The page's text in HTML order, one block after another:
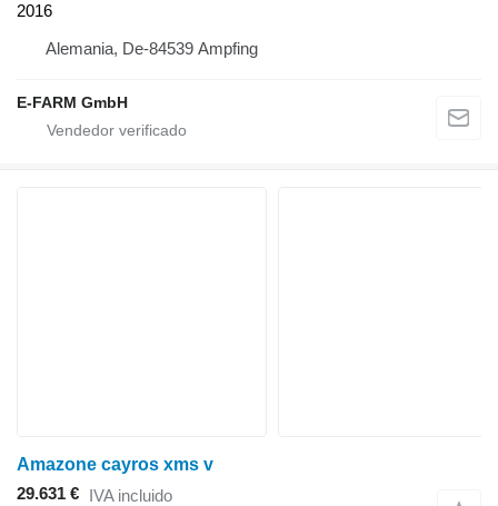
2016
Alemania, De-84539 Ampfing
E-FARM GmbH
Amazone cayros xms v
29.631 € IVA incluido